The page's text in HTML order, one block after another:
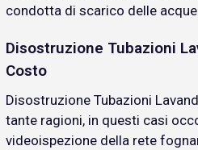
condotta di scarico delle
Disostruzione Tubazioni
Costo
Disostruzione Tubazioni
tante ragioni, in questi casi
videoispezione della rete